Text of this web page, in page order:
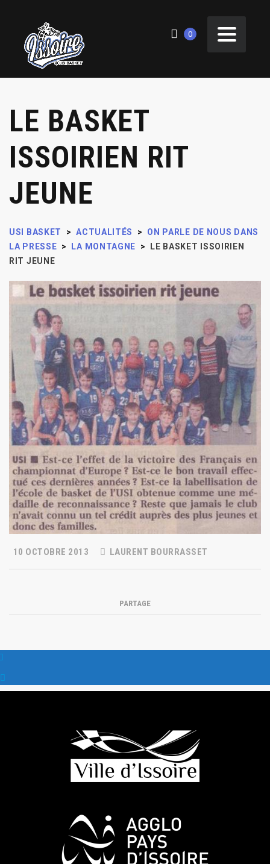
0
LE BASKET
ISSOIRIEN RIT
JEUNE
USI BASKET > ACTUALITÉS >
ON PARLE DE NOUS DANS
LA PRESSE > LA MONTAGNE >
LE BASKET ISSOIRIEN
RIT JEUNE
10 OCTOBRE 2013 LAURENT BOURRASSET
PARTAGE